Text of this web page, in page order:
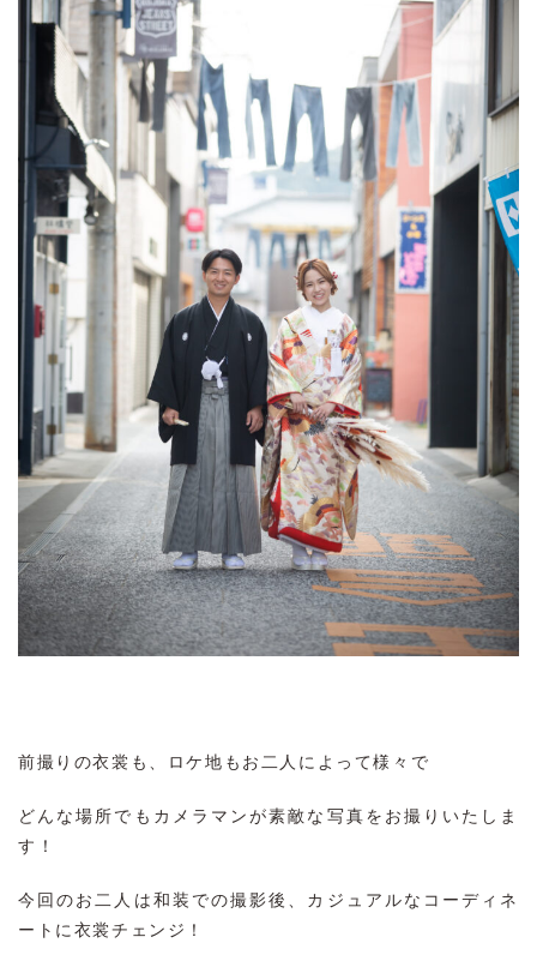
前撮りの衣裳も、ロケ地もお二人によって様々で
どんな場所でもカメラマンが素敵な写真をお撮りいたしま
す！
今回のお二人は和装での撮影後、カジュアルなコーディネ
ートに衣裳チェンジ！